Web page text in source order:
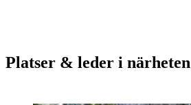
Platser & leder i närheten